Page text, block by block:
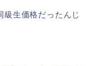
級生価格だったんじ